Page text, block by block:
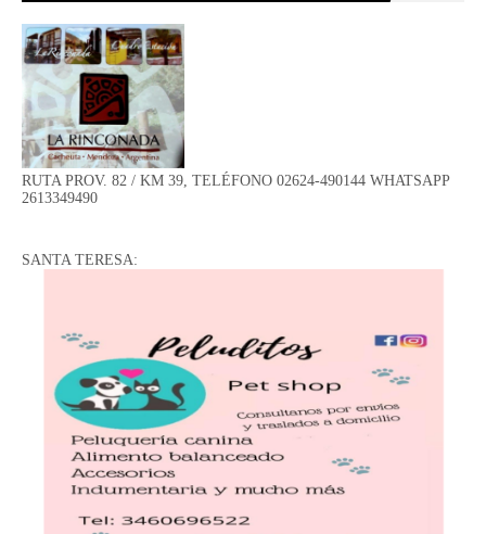
RUTA PROV. 82 / KM 39, TELÉFONO 02624-490144 WHATSAPP
2613349490
SANTA TERESA: